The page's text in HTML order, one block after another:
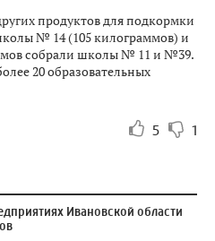
продуктов для подкормки
№ 14 (105 килограммов) и
собрали школы № 11 и №39.
20 образовательных
5 1
Ивановской области